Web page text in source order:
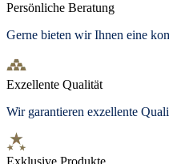
Persönliche Beratung
Gerne bieten wir Ihnen eine
Exzellente Qualität
Wir garantieren exzellente